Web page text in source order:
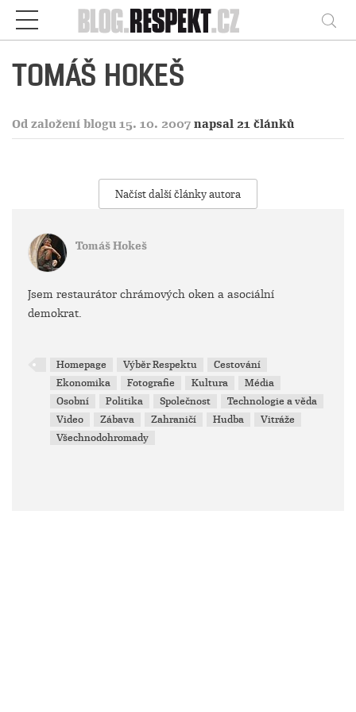
Respekt
TOMÁŠ HOKEŠ
Od založení blogu 15. 10. 2007 napsal 21 článků
Načíst další články autora
Tomáš Hokeš
Jsem restaurátor chrámových oken a asociální
demokrat.
Homepage Výběr Respektu
Cestování
Ekonomika
Fotografie Kultura
Média
Osobní
Politika Společnost
Technologie a věda
Video
Zábava Zahraničí Hudba
Vitráže
Všechnodohromady